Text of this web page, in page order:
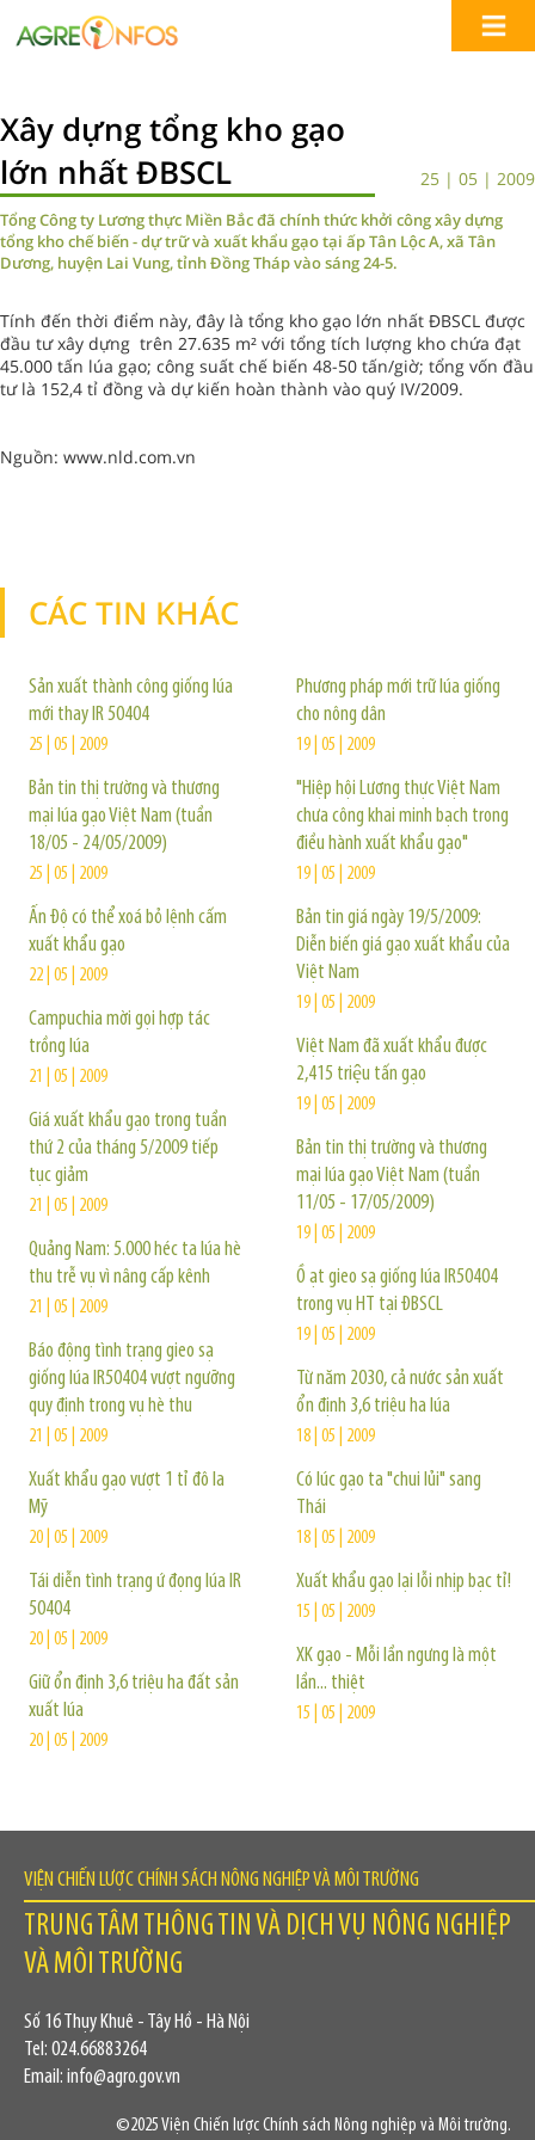
Xây dựng tổng kho gạo
lớn nhất ĐBSCL
25 | 05 | 2009
Tổng Công ty Lương thực Miền Bắc đã chính thức khởi công xây dựng
tổng kho chế biến - dự trữ và xuất khẩu gạo tại ấp Tân Lộc A, xã Tân
Dương, huyện Lai Vung, tỉnh Đồng Tháp vào sáng 24-5.
Tính đến thời điểm này, đây là tổng kho gạo lớn nhất ĐBSCL được
đầu tư xây dựng trên 27.635 m² với tổng tích lượng kho chứa đạt
45.000 tấn lúa gạo; công suất chế biến 48-50 tấn/giờ; tổng vốn đầu
tư là 152,4 tỉ đồng và dự kiến hoàn thành vào quý IV/2009.
Nguồn: www.nld.com.vn
CÁC TIN KHÁC
Sản xuất thành công giống lúa
mới thay IR 50404
25 | 05 | 2009
Bản tin thị trường và thương
mại lúa gạo Việt Nam (tuần
18/05 - 24/05/2009)
25 | 05 | 2009
Ấn Độ có thể xoá bỏ lệnh cấm
xuất khẩu gạo
22 | 05 | 2009
Campuchia mời gọi hợp tác
trồng lúa
21 | 05 | 2009
Giá xuất khẩu gạo trong tuần
thứ 2 của tháng 5/2009 tiếp
tục giảm
21 | 05 | 2009
Quảng Nam: 5.000 héc ta lúa hè
thu trễ vụ vì nâng cấp kênh
21 | 05 | 2009
Báo động tình trạng gieo sạ
giống lúa IR50404 vượt ngưỡng
quy định trong vụ hè thu
21 | 05 | 2009
Xuất khẩu gạo vượt 1 tỉ đô la
Mỹ
20 | 05 | 2009
Tái diễn tình trạng ứ đọng lúa IR
50404
20 | 05 | 2009
Giữ ổn định 3,6 triệu ha đất sản
xuất lúa
20 | 05 | 2009
Phương pháp mới trữ lúa giống
cho nông dân
19 | 05 | 2009
"Hiệp hội Lương thực Việt Nam
chưa công khai minh bạch trong
điều hành xuất khẩu gạo"
19 | 05 | 2009
Bản tin giá ngày 19/5/2009:
Diễn biến giá gạo xuất khẩu của
Việt Nam
19 | 05 | 2009
Việt Nam đã xuất khẩu được
2,415 triệu tấn gạo
19 | 05 | 2009
Bản tin thị trường và thương
mại lúa gạo Việt Nam (tuần
11/05 - 17/05/2009)
19 | 05 | 2009
Ồ ạt gieo sạ giống lúa IR50404
trong vụ HT tại ĐBSCL
19 | 05 | 2009
Từ năm 2030, cả nước sản xuất
ổn định 3,6 triệu ha lúa
18 | 05 | 2009
Có lúc gạo ta "chui lủi" sang
Thái
18 | 05 | 2009
Xuất khẩu gạo lại lỗi nhịp bạc tỉ!
15 | 05 | 2009
XK gạo - Mỗi lần ngưng là một
lần... thiệt
15 | 05 | 2009
VIỆN CHIẾN LƯỢC CHÍNH SÁCH NÔNG NGHIỆP VÀ MÔI TRƯỜNG
TRUNG TÂM THÔNG TIN VÀ DỊCH VỤ NÔNG NGHIỆP
VÀ MÔI TRƯỜNG
Số 16 Thụy Khuê - Tây Hồ - Hà Nội
Tel: 024.66883264
Email: info@agro.gov.vn
©2025 Viện Chiến lược Chính sách Nông nghiệp và Môi trường.